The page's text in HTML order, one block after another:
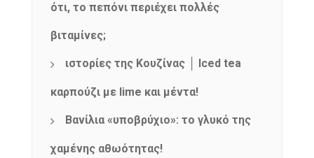
ότι, το πεπόνι περιέχει πολλές
βιταμίνες;
ιστορίες της Κουζίνας │ Iced tea
καρπούζι με lime και μέντα!
Βανίλια «υποβρύχιο»: το γλυκό της
χαμένης αθωότητας!